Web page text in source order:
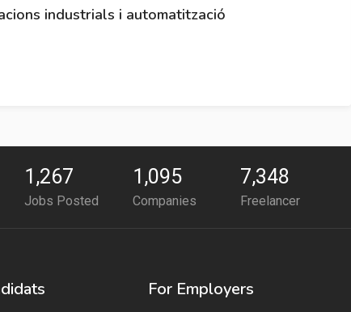
industrials i automatització
1,267
Jobs Posted
1,095
Companies
7,348
Freelancer
For Employers